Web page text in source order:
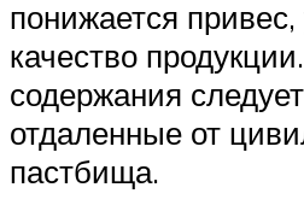
понижается
качество
содержания
отдаленные от
пастбища.